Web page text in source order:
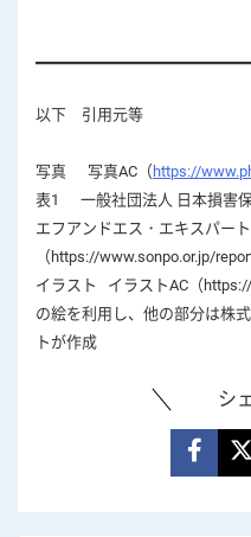
以下 引用元等
写真 写真AC（ https://
表1 一般社団法人 日本損害
エフアンドエス・エキスパー
（https://www.sonpo.or.jp/
イラスト イラストAC（
の絵を利用し、他の部分は株
トが作成
シ